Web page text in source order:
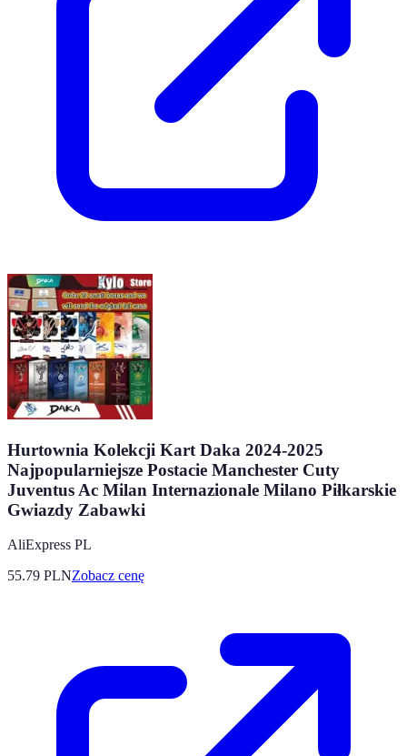
Hurtownia Kolekcji Kart Daka 2024-2025
Najpopularniejsze Postacie Manchester Cuty
Juventus Ac Milan Internazionale Milano Piłkarskie
Gwiazdy Zabawki
AliExpress PL
55.79 PLNZobacz cenę